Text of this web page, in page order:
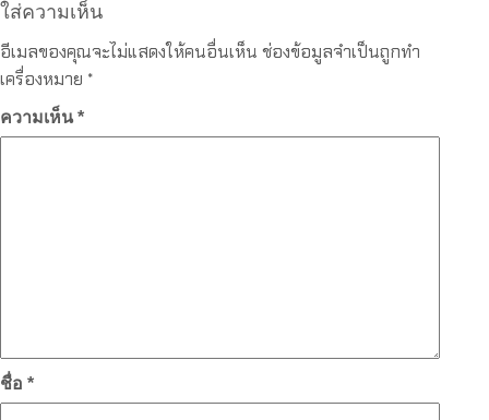
ใส่ความเห็น
อีเมลของคุณจะไม่แสดงให้คนอื่นเห็น ช่องข้อมูลจำเป็นถูกทำ
เครื่องหมาย *
ความเห็น*
ชื่อ *